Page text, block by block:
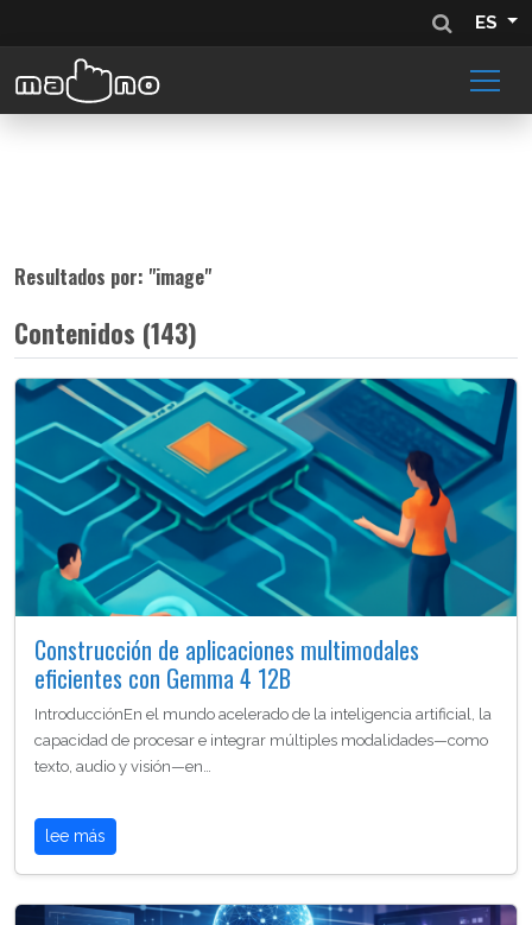
ES
Resultados por: "image"
Contenidos (143)
Construcción de aplicaciones multimodales
eficientes con Gemma 4 12B
IntroducciónEn el mundo acelerado de la inteligencia artificial, la
capacidad de procesar e integrar múltiples modalidades—como
texto, audio y visión—en…
lee más